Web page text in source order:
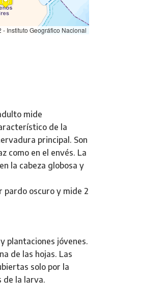
- Instituto Geográfico Nacional
mide
de la
principal. Son
como en el envés. La
la cabeza globosa y
pardo oscuro y mide 2
plantaciones jóvenes.
de las hojas. Las
solo por la
de la larva.